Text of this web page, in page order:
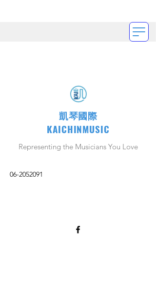
凱琴國際
KAICHINMUSIC
Representing the Musicians You Love
06-2052091